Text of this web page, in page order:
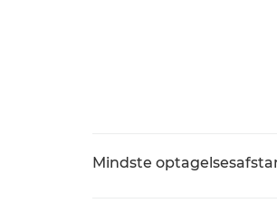
Mindste